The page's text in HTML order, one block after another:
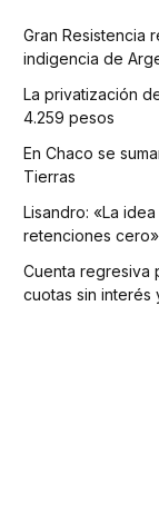
Gran Resistencia
indigencia de
La privatización
4.259 pesos
En Chaco se
Tierras
Lisandro: «La
retenciones cero»
Cuenta regresiva
cuotas sin interés